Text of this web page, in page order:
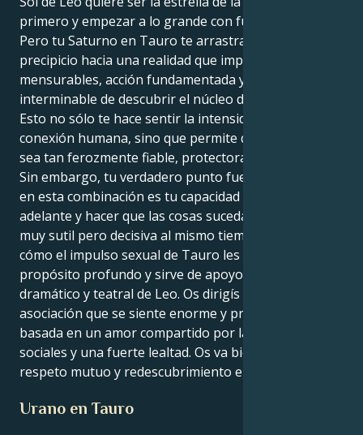
primero y empezar a lo grande con fuerza audaz.
Pero tu Saturno en Tauro te arrastra por un
precipicio hacia una realidad que implica logros
mensurables, acción fundamentada y la búsqueda
interminable de descubrir el núcleo de cualquier cosa.
Esto no sólo te hace sentir la intensidad de la
conexión humana, sino que permite que tu energía
sea tan ferozmente fiable, protectora y devota.
Sin embargo, tu verdadero punto fuerte como nacida
en esta combinación es tu capacidad para seguir
adelante y hacer que las cosas sucedan, puedes ser
muy sutil pero decisiva al mismo tiempo. Sientan
cómo el impulso sexual de Tauro les proporciona un
propósito profundo y sirve de apoyo para el talento
dramático y teatral de Leo. Os dirigís hacia una
asociación que se siente enorme y prometedora,
basada en un amor compartido por las causas
sociales y una fuerte lealtad. Os va bien cuando hay
respeto mutuo y redescubrimiento en el aire.
Urano en Tauro